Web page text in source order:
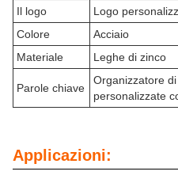
Il logo
Logo
Colore
Acciaio
Materiale
Leghe di zinco
Parole chiave
Organizzatore
personalizzate
Applicazioni: